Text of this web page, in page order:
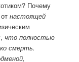
Почему
настоящей
что полностью
смерть.